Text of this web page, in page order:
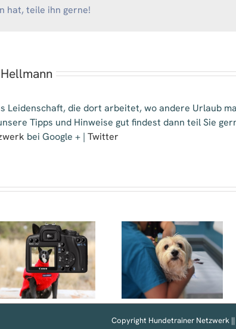
hat, teile ihn gerne!
Leidenschaft, die dort arbeitet, wo andere Urlaub
Tipps und Hinweise gut findest dann teil Sie
bei Google + | Twitter
Tierarzt
Copyright Hundetrainer Netzwerk ||